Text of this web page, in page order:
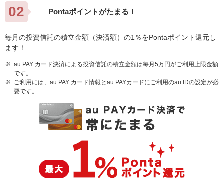
02 Pontaポイントがたまる！
毎月の投資信託の積立金額（決済額）の1％をPontaポイント還元し
ます！
※ au PAY カード決済による投資信託の積立金額は毎月5万円がご利用上限金額
です。
※
ご利用には、au PAY カード情報とau PAYカードにご利用のau IDの設定が必
要です。